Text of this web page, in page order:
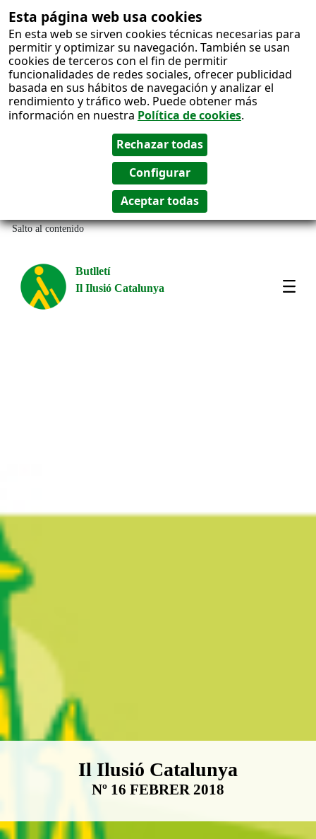
Esta página web usa cookies
En esta web se sirven cookies técnicas necesarias para
permitir y optimizar su navegación. También se usan
cookies de terceros con el fin de permitir
funcionalidades de redes sociales, ofrecer publicidad
basada en sus hábitos de navegación y analizar el
rendimiento y tráfico web. Puede obtener más
información en nuestra Política de cookies.
Salto al contenido
Butlletí
Il Ilusió Catalunya
Boletín Il·lusió Catalunya
Il Ilusió Catalunya
Nº 16 FEBRER 2018